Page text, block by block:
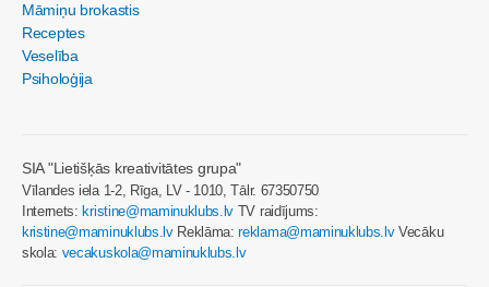
Māmiņu brokastis
Receptes
Veselība
Psiholoģija
SIA "Lietišķās kreativitātes grupa"
Vīlandes iela 1-2, Rīga, LV - 1010, Tālr. 67350750
Internets: kristine@maminuklubs.lv TV raidījums:
kristine@maminuklubs.lvReklāma:reklama@maminuklubs.lvVecāku
skola: vecakuskola@maminuklubs.lv